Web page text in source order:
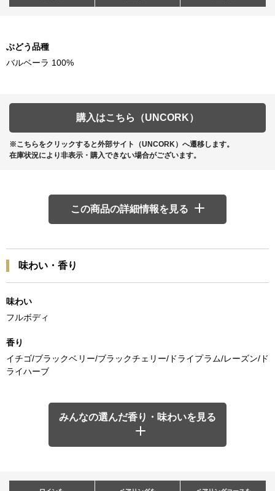
ぶどう品種
バルベーラ 100%
購入はこちら（UNCORK）
※こちらをクリックすると外部サイト（UNCORK）へ遷移します。
在庫状況により非表示・購入できない場合がございます。
この商品の詳細情報を見る
味わい・香り
味わい
フルボディ
香り
イチゴ/ブラックベリー/ブラックチェリー/ドライプラム/レーズン/ド
ライハーブ
みんなの選んだ香り・味わいを見る